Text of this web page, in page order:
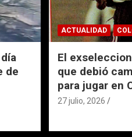
de
ACTUALIDAD
El
que debió
para jugar en
27 julio, 2026